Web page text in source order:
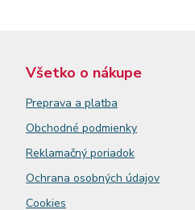
Všetko o nákupe
Preprava a platba
Obchodné podmienky
Reklamačný poriadok
Ochrana osobných údajov
Cookies